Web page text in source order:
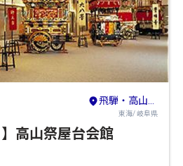
飛騨・高山・奥飛騨
東海/ 岐阜県
】高山祭屋台会館